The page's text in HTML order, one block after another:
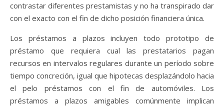
contrastar diferentes prestamistas y no ha transpirado dar
con el exacto con el fin de dicho posición financiera única.
Los préstamos a plazos incluyen todo prototipo de
préstamo que requiera cual las prestatarios pagan
recursos en intervalos regulares durante un período sobre
tiempo concreción, igual que hipotecas desplazándolo hacia
el pelo préstamos con el fin de automóviles. Los
préstamos a plazos amigables comúnmente implican